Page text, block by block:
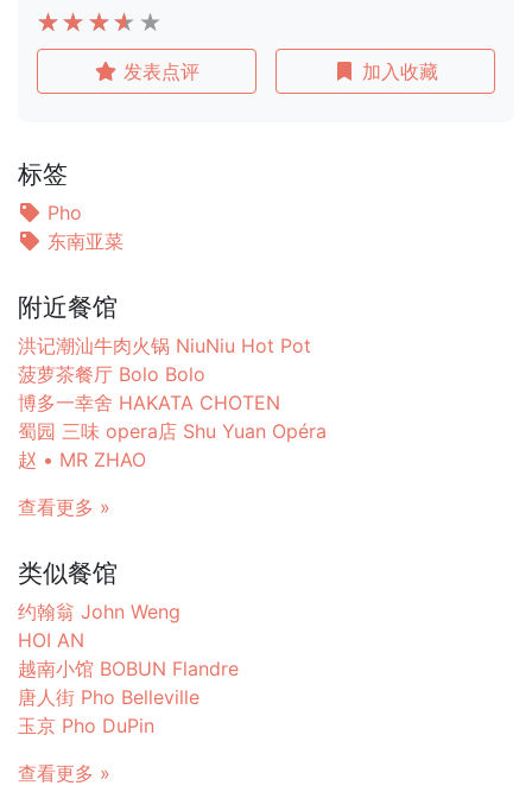
发表点评 加入收藏
标签
Pho
东南亚菜
附近餐馆
洪记潮汕牛肉火锅 NiuNiu Hot Pot
菠萝茶餐厅 Bolo Bolo
博多一幸舍 HAKATA CHOTEN
蜀园 三味 opera店 Shu Yuan Opéra
赵 • MR ZHAO
查看更多 »
类似餐馆
约翰翁 John Weng
HOI AN
越南小馆 BOBUN Flandre
唐人街 Pho Belleville
玉京 Pho DuPin
查看更多 »